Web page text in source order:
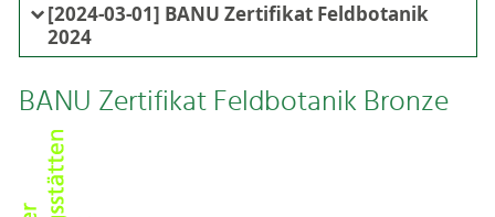
[2024-03-01] BANU Zertifikat Feldbotanik
2024
BANU Zertifikat Feldbotanik Bronze